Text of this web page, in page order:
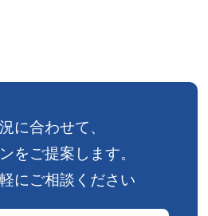
に合わせて、
をご提案します。
にご相談ください